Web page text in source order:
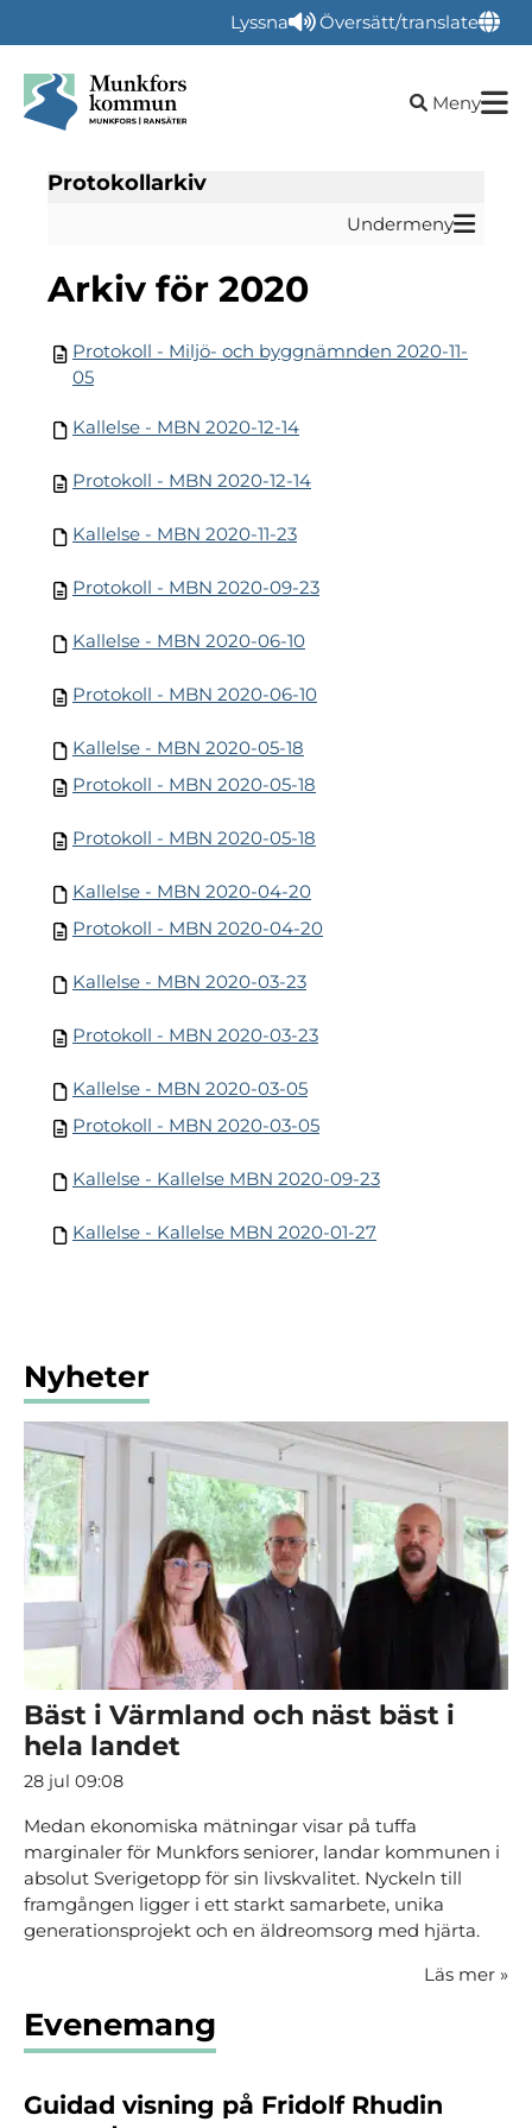
Lyssna Översätt/translate
Öppna
Meny
Protokollarkiv
Undermeny
arkiv för 2020
Protokoll - Miljö- och byggnämnden 2020-11-
05
Kallelse - MBN 2020-12-14
Protokoll - MBN 2020-12-14
Kallelse - MBN 2020-11-23
Protokoll - MBN 2020-09-23
Kallelse - MBN 2020-06-10
Protokoll - MBN 2020-06-10
Kallelse - MBN 2020-05-18
Protokoll - MBN 2020-05-18
Protokoll - MBN 2020-05-18
Kallelse - MBN 2020-04-20
Protokoll - MBN 2020-04-20
Kallelse - MBN 2020-03-23
Protokoll - MBN 2020-03-23
Kallelse - MBN 2020-03-05
Protokoll - MBN 2020-03-05
Kallelse - Kallelse MBN 2020-09-23
Kallelse - Kallelse MBN 2020-01-27
Nyheter
Bäst i Värmland och näst bäst i
hela landet
28 jul 09:08
Medan ekonomiska mätningar visar på tuffa
marginaler för Munkfors seniorer, landar kommunen i
absolut Sverigetopp för sin livskvalitet. Nyckeln till
framgången ligger i ett starkt samarbete, unika
generationsprojekt och en äldreomsorg med hjärta.
Läs mer »
Evenemang
Guidad visning på Fridolf Rhudin